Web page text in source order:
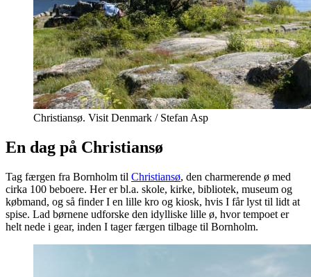
Christiansø. Visit Denmark / Stefan Asp
En dag på Christiansø
Tag færgen fra Bornholm til Christiansø, den charmerende ø med
cirka 100 beboere. Her er bl.a. skole, kirke, bibliotek, museum og
købmand, og så finder I en lille kro og kiosk, hvis I får lyst til lidt at
spise. Lad børnene udforske den idylliske lille ø, hvor tempoet er
helt nede i gear, inden I tager færgen tilbage til Bornholm.